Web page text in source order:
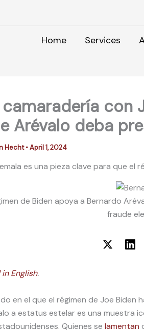
Home Services
camaradería con
Arévalo deba
Hecht•April 1, 2024
es una pieza clave para que el
de Biden apoya a Bernardo
fraude
in English.
en el que el régimen de Joe
a estatus estelar es una muestra
Quienes se lamentan